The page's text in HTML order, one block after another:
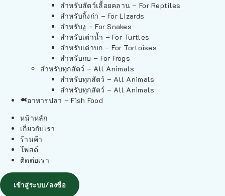
สำหรับสัตว์เลื้อยคลาน – For Reptiles
สำหรับกิ้งก่า – For Lizards
สำหรับงู – For Snakes
สำหรับเต่าน้ำ – For Turtles
สำหรับเต่าบก – For Tortoises
สำหรับกบ – For Frogs
สำหรับทุกสัตว์ – All Animals
สำหรับทุกสัตว์ – All Animals
สำหรับทุกสัตว์ – All Animals
อาหารปลา – Fish Food
หน้าหลัก
เกี่ยวกับเรา
ร้านค้า
โพสต์
ติดต่อเรา
เข้าสู่ระบบ/ลงชื่อ